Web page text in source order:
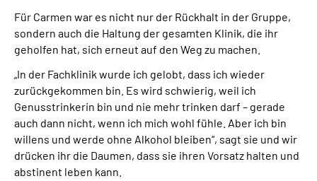
Für Carmen war es nicht nur der Rückhalt in der Gruppe,
sondern auch die Haltung der gesamten Klinik, die ihr
geholfen hat, sich erneut auf den Weg zu machen.
„In der Fachklinik wurde ich gelobt, dass ich wieder
zurückgekommen bin. Es wird schwierig, weil ich
Genusstrinkerin bin und nie mehr trinken darf – gerade
auch dann nicht, wenn ich mich wohl fühle. Aber ich bin
willens und werde ohne Alkohol bleiben“, sagt sie und wir
drücken ihr die Daumen, dass sie ihren Vorsatz halten und
abstinent leben kann.